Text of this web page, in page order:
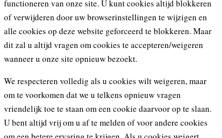
functioneren van onze site. U kunt cookies altijd blokkeren
of verwijderen door uw browserinstellingen te wijzigen en
alle cookies op deze website geforceerd te blokkeren. Maar
dit zal u altijd vragen om cookies te accepteren/weigeren
wanneer u onze site opnieuw bezoekt.
We respecteren volledig als u cookies wilt weigeren, maar
om te voorkomen dat we u telkens opnieuw vragen
vriendelijk toe te staan om een cookie daarvoor op te slaan.
U bent altijd vrij om u af te melden of voor andere cookies